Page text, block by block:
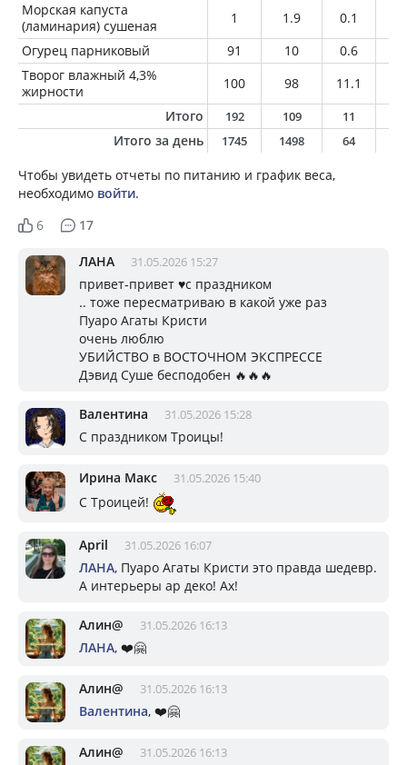
Морская капуста
(ламинария) сушеная
1 1.9 0.1
Огурец парниковый
91 10 0.6
Творог влажный 4,3%
жирности
100 98 11.1
Итого
192 109 11
Итого за день 1745 1498 64
Чтобы увидеть отчеты по питанию и график веса,
необходимо войти.
6
17
ЛАНА 31.05.2026 15:27
привет-привет ♥️с праздником
.. тоже пересматриваю в какой уже раз
Пуаро Агаты Кристи
очень люблю
УБИЙСТВО в ВОСТОЧНОМ ЭКСПРЕССЕ
Дэвид Суше бесподобен 🔥🔥🔥
Валентина 31.05.2026 15:28
С праздником Троицы!
Ирина Макс 31.05.2026 15:40
С Троицей!
April 31.05.2026 16:07
ЛАНА, Пуаро Агаты Кристи это правда шедевр.
А интерьеры ар деко! Ах!
Алин@ 31.05.2026 16:13
ЛАНА, ❤️🤗
Алин@ 31.05.2026 16:13
Валентина, ❤️🤗
Алин@ 31.05.2026 16:13